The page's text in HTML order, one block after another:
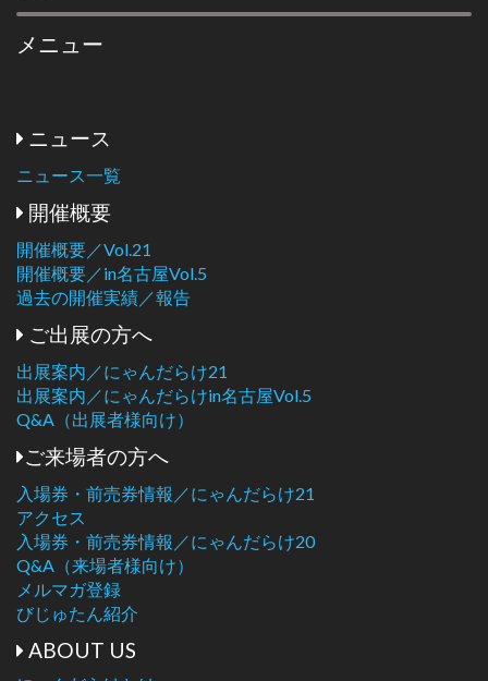
メニュー
ニュース
ニュース一覧
開催概要
開催概要／Vol.21
開催概要／in名古屋Vol.5
過去の開催実績／報告
ご出展の方へ
出展案内／にゃんだらけ21
出展案内／にゃんだらけin名古屋Vol.5
Q&A（出展者様向け）
ご来場者の方へ
入場券・前売券情報／にゃんだらけ21
アクセス
入場券・前売券情報／にゃんだらけ20
Q&A（来場者様向け）
メルマガ登録
びじゅたん紹介
ABOUT US